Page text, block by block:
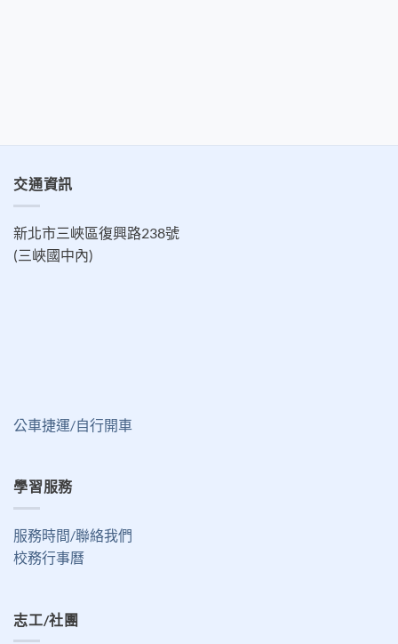
交通資訊
新北市三峽區復興路238號
(三峽國中內)
公車捷運/自行開車
學習服務
服務時間/聯絡我們
校務行事曆
志工/社團